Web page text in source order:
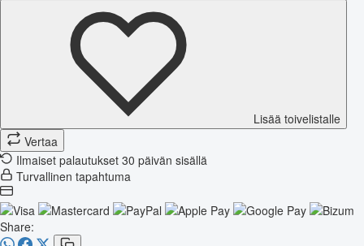
Lisää toivelistalle
Vertaa
Ilmaiset palautukset 30 päivän sisällä
Turvallinen tapahtuma
Share: